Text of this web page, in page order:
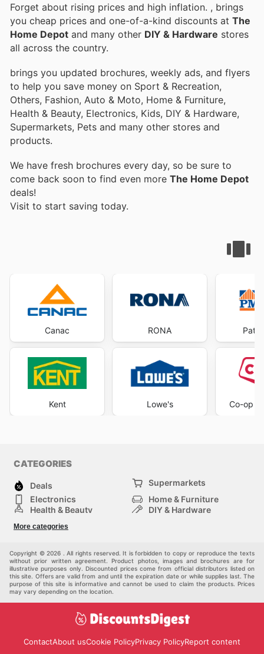
Forget about rising prices and high inflation. , brings
you cheap prices and one-of-a-kind discounts at The
Home Depot and many other DIY & Hardware stores
all across the country.
brings you updated brochures, weekly ads, and flyers
to help you save money on Sport & Recreation,
Others, Fashion, Auto & Moto, Home & Furniture,
Health & Beauty, Electronics, Kids, DIY & Hardware,
Supermarkets, Pets and many other stores and
products.
We have fresh brochures every day, so be sure to
come back soon to find even more The Home Depot
deals!
Visit to start saving today.
Canac
Kent
RONA
Lowe's Co-op
CATEGORIES
Deals
Supermarkets
Electronics
Home & Furniture
Health & Beauty
DIY & Hardware
Auto & Moto
More categories
Copyright © 2026 . All rights reserved. It is forbidden to copy or reproduce the texts
without prior written agreement. Product photos, images and brochures are for
illustrative purposes only. Discounted prices come from official distributors listed on
this site. Offers are valid from and until the expiration date or while supplies last. The
purpose of this site is informative and cannot be used to claim the products. Prices
may vary depending on the location.
ContactAbout usCookie PolicyPrivacy PolicyReport content